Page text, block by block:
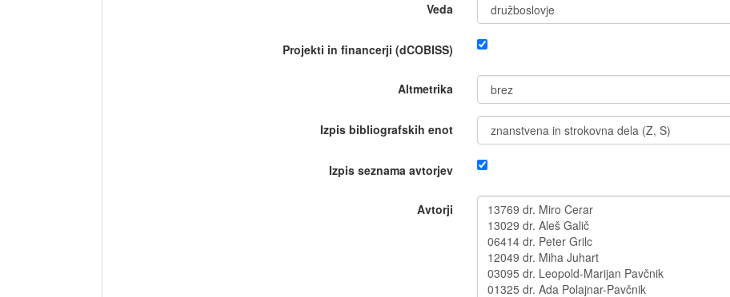
Veda
Projekti in financerji (dCOBISS)
Altmetrika
Izpis bibliografskih enot
Izpis seznama avtorjev
Avtorji